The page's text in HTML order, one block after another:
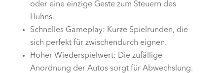
oder eine einzige Geste zum Steuern des
Huhns.
Schnelles Gameplay: Kurze Spielrunden, die
sich perfekt für zwischendurch eignen.
Hoher Wiederspielwert: Die zufällige
Anordnung der Autos sorgt für Abwechslung.